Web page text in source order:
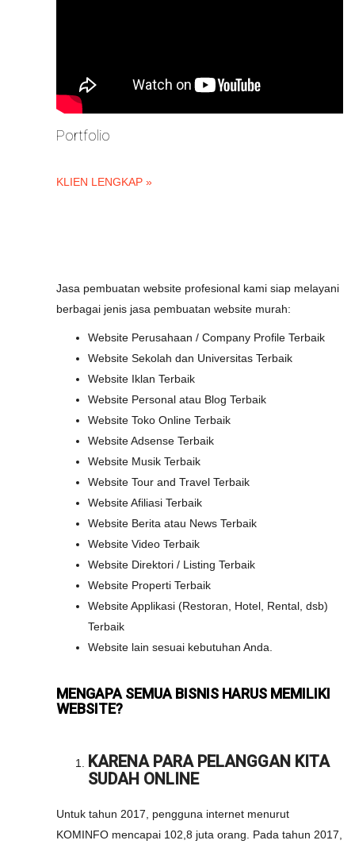
Portfolio
KLIEN LENGKAP »
Jasa pembuatan website profesional kami siap melayani
berbagai jenis jasa pembuatan website murah:
Website Perusahaan / Company Profile Terbaik
Website Sekolah dan Universitas Terbaik
Website Iklan Terbaik
Website Personal atau Blog Terbaik
Website Toko Online Terbaik
Website Adsense Terbaik
Website Musik Terbaik
Website Tour and Travel Terbaik
Website Afiliasi Terbaik
Website Berita atau News Terbaik
Website Video Terbaik
Website Direktori / Listing Terbaik
Website Properti Terbaik
Website Applikasi (Restoran, Hotel, Rental, dsb)
Terbaik
Website lain sesuai kebutuhan Anda.
MENGAPA SEMUA BISNIS HARUS MEMILIKI
WEBSITE?
KARENA PARA PELANGGAN KITA
SUDAH ONLINE
Untuk tahun 2017, pengguna internet menurut
KOMINFO mencapai 102,8 juta orang. Pada tahun 2017,